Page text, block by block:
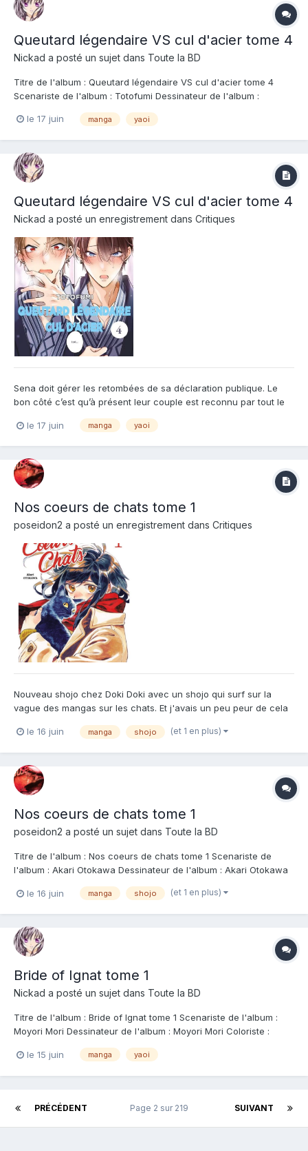
Queutard légendaire VS cul d'acier tome 4
Nickad a posté un sujet dans Toute la BD
Titre de l'album : Queutard légendaire VS cul d'acier tome 4
Scenariste de l'album : Totofumi Dessinateur de l'album :
l'album : « Je n'aurais jamais pensé être aussi excité par un
le 17 juin manga yaoi
Queutard légendaire VS cul d'acier tome 4
Nickad a posté un enregistrement dans Critiques
Sena doit gérer les retombées de sa déclaration publique. Le
bon côté c’est qu’à présent leur couple est reconnu par tout le
présent se tourner vers l’avenir, que ce soit du point de vue de
le 17 juin manga yaoi
Nos coeurs de chats tome 1
poseidon2 a posté un enregistrement dans Critiques
Nouveau shojo chez Doki Doki avec un shojo qui surf sur la
vague des mangas sur les chats. Et j'avais un peu peur de cela
le cœur de l'histoire entre nos deux personnages. Mais en fait
le 16 juin manga shojo (et 1 en plus)
Nos coeurs de chats tome 1
poseidon2 a posté un sujet dans Toute la BD
Titre de l'album : Nos coeurs de chats tome 1 Scenariste de
l'album : Akari Otokawa Dessinateur de l'album : Akari Otokawa
l'album : Après le travail, ils se retrouvent... et se découvrent
le 16 juin manga shojo (et 1 en plus)
Bride of Ignat tome 1
Nickad a posté un sujet dans Toute la BD
Titre de l'album : Bride of Ignat tome 1 Scenariste de l'album :
Moyori Mori Dessinateur de l'album : Moyori Mori Coloriste :
garçon solitaire, est choisi pour être offert au dragon de la
le 15 juin manga yaoi
PRÉCÉDENT SUIVANT
Page 2 sur 219